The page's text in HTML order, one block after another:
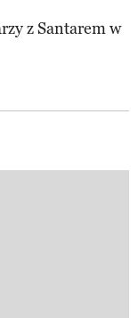
z Santarem w